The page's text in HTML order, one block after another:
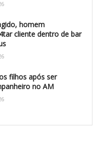
homem
cliente dentro de bar
filhos após ser
no AM